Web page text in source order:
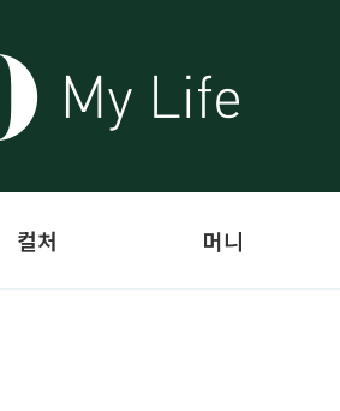
컬처 머니